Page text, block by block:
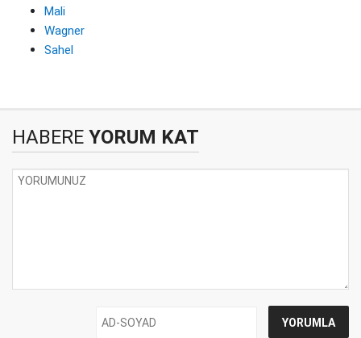
Mali
Wagner
Sahel
HABERE YORUM KAT